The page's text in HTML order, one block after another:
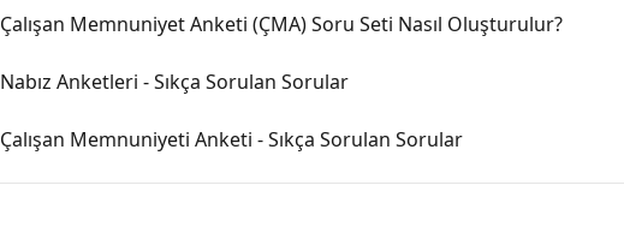
Çalışan Memnuniyet Anketi (ÇMA) Soru Seti Nasıl Oluşturulur?
Nabız Anketleri - Sıkça Sorulan Sorular
Çalışan Memnuniyeti Anketi - Sıkça Sorulan Sorular